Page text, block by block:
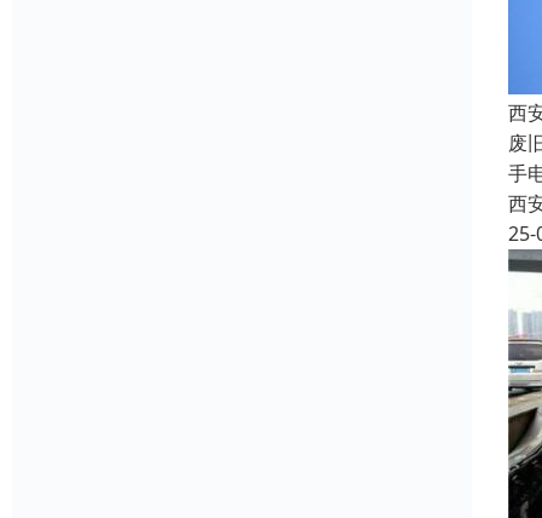
西
废
手
西
25-